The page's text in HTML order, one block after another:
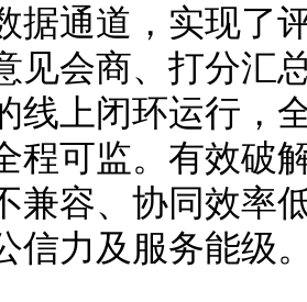
据通道，实现了
见会商、打分汇
线上闭环运行，
程可监。有效破
兼容、协同效率
信力及服务能级